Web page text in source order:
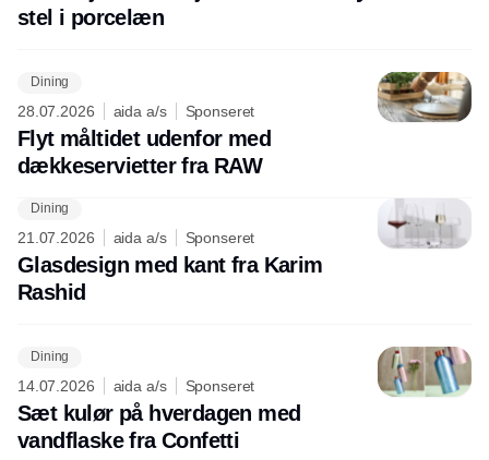
stel i porcelæn
Dining
28.07.2026 aida a/s Sponseret
Flyt måltidet udenfor med
dækkeservietter fra RAW
Dining
21.07.2026 aida a/s Sponseret
Glasdesign med kant fra Karim
Rashid
Dining
14.07.2026 aida a/s Sponseret
Sæt kulør på hverdagen med
vandflaske fra Confetti